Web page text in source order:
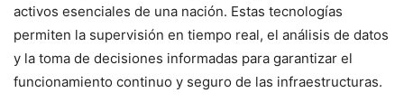
activos esenciales de una nación. Estas tecnologías
permiten la supervisión en tiempo real, el análisis de datos
y la toma de decisiones informadas para garantizar el
funcionamiento continuo y seguro de las infraestructuras.